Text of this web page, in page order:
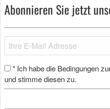
Abonnieren Sie jetzt
* Ich habe die Bedingungen
und stimme diesen zu.